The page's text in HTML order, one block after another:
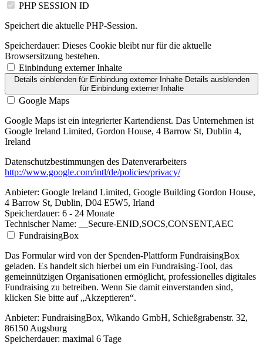
PHP SESSION ID
Speichert die aktuelle PHP-Session.
Speicherdauer: Dieses Cookie bleibt nur für die aktuelle
Browsersitzung bestehen.
Einbindung externer Inhalte
Details einblendenfür Einbindung externer Inhalte Details ausblenden
für Einbindung externer Inhalte
Google Maps
Google Maps ist ein integrierter Kartendienst. Das Unternehmen ist
Google Ireland Limited, Gordon House, 4 Barrow St, Dublin 4,
Ireland
Datenschutzbestimmungen des Datenverarbeiters
http://www.google.com/intl/de/policies/privacy/
Anbieter: Google Ireland Limited, Google Building Gordon House,
4 Barrow St, Dublin, D04 E5W5, Irland
Speicherdauer: 6 - 24 Monate
Technischer Name: __Secure-ENID,SOCS,CONSENT,AEC
FundraisingBox
Das Formular wird von der Spenden-Plattform FundraisingBox
geladen. Es handelt sich hierbei um ein Fundraising-Tool, das
gemeinnützigen Organisationen ermöglicht, professionelles digitales
Fundraising zu betreiben. Wenn Sie damit einverstanden sind,
klicken Sie bitte auf „Akzeptieren“.
Anbieter: FundraisingBox, Wikando GmbH, Schießgrabenstr. 32,
86150 Augsburg
Speicherdauer: maximal 6 Tage